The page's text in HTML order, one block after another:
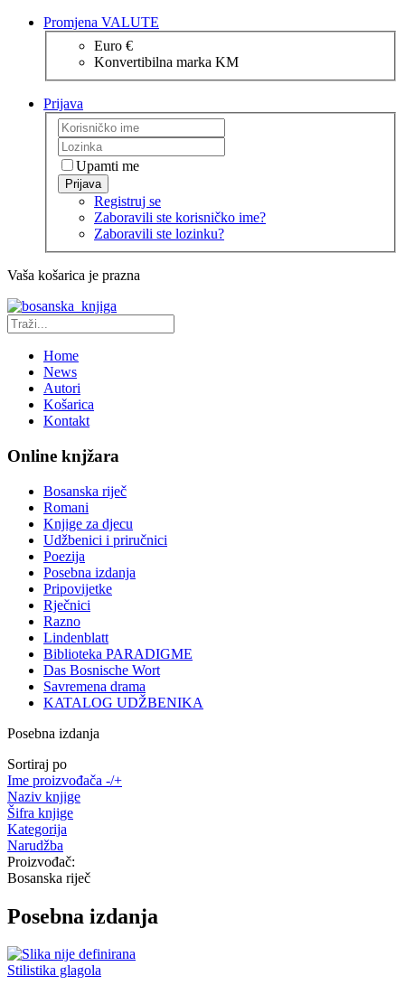
Promjena VALUTE
Euro €
Konvertibilna marka KM
Prijava
Upamti me
Prijava
Registruj se
Zaboravili ste korisničko ime?
Zaboravili ste lozinku?
Vaša košarica je prazna
Home
News
Autori
Košarica
Kontakt
Online knjžara
Bosanska riječ
Romani
Knjige za djecu
Udžbenici i priručnici
Poezija
Posebna izdanja
Pripovijetke
Rječnici
Razno
Lindenblatt
Biblioteka PARADIGME
Das Bosnische Wort
Savremena drama
KATALOG UDŽBENIKA
Posebna izdanja
Sortiraj po
Ime proizvođača -/+
Naziv knjige
Šifra knjige
Kategorija
Narudžba
Proizvođač:
Bosanska riječ
Posebna izdanja
Stilistika glagola